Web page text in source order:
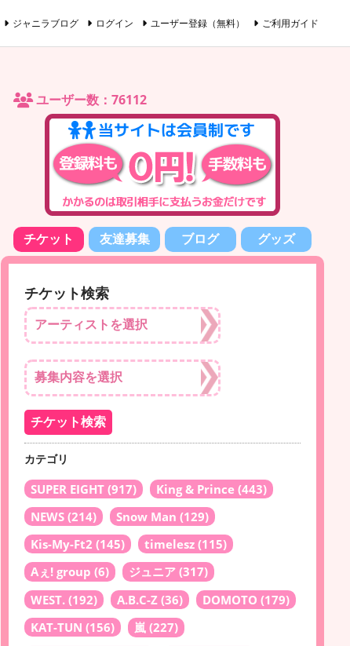
ジャニラブログ ログイン ユーザー登録（無料） ご利用ガイド
ユーザー数：76112
チケット 友達募集 ブログ グッズ
チケット検索
カテゴリ
SUPER EIGHT (917) King & Prince (443)
NEWS (214) Snow Man (129)
Kis-My-Ft2 (145) timelesz (115)
Aぇ! group (6) ジュニア (317)
WEST. (192) A.B.C-Z (36) DOMOTO (179)
KAT-TUN (156) 嵐 (227)